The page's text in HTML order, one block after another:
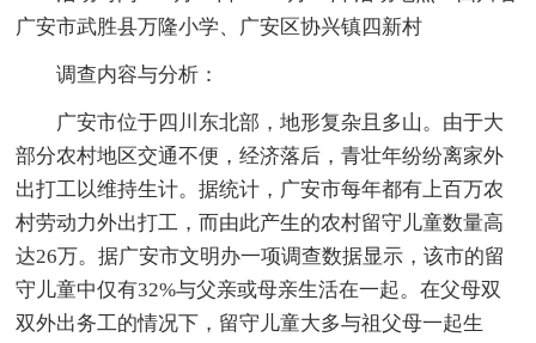
广安市武胜县万隆小学、广安区协兴镇四新村
调查内容与分析：
广安市位于四川东北部，地形复杂且多山。由于大
部分农村地区交通不便，经济落后，青壮年纷纷离家外
出打工以维持生计。据统计，广安市每年都有上百万农
村劳动力外出打工，而由此产生的农村留守儿童数量高
达26万。据广安市文明办一项调查数据显示，该市的留
守儿童中仅有32%与父亲或母亲生活在一起。在父母双
双外出务工的情况下，留守儿童大多与祖父母一起生